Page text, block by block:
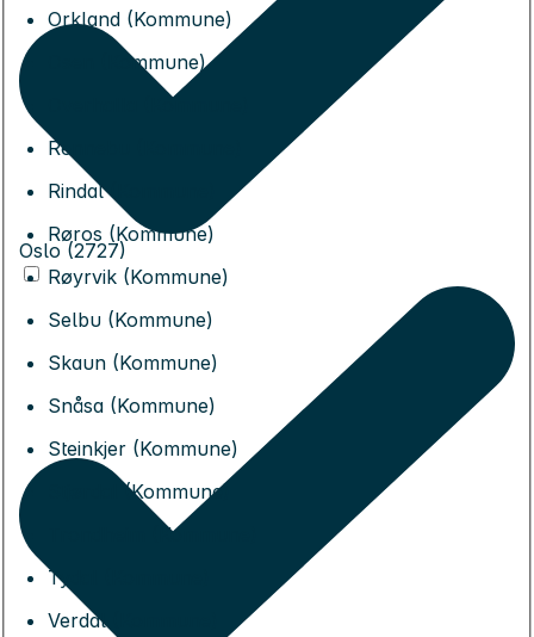
Orkland (Kommune)
Osen (Kommune)
Rennebu (Kommune)
Rindal (Kommune)
Røros (Kommune)
Røyrvik (Kommune)
Selbu (Kommune)
Skaun (Kommune)
Snåsa (Kommune)
Steinkjer (Kommune)
Stjørdal (Kommune)
Trondheim (Kommune)
Tydal (Kommune)
Verdal (Kommune)
Oslo (2727)